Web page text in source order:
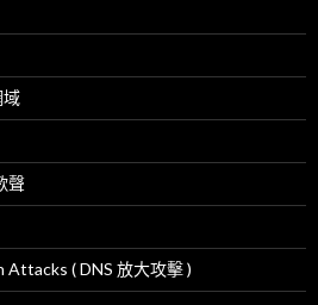
域
聲
Attacks ( DNS 放大攻擊 )